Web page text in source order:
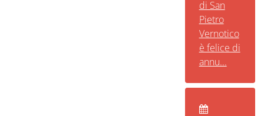
di San
Pietro
Vernotico
è felice di
annu...